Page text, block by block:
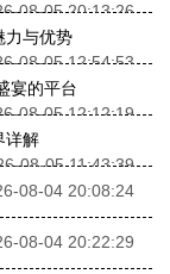
08-05 20:13:26
力与优势
08-05 12:54:53
宴的平台
08-05 12:12:19
详解
08-05 11:43:39
08-04 20:08:24
08-04 20:22:29